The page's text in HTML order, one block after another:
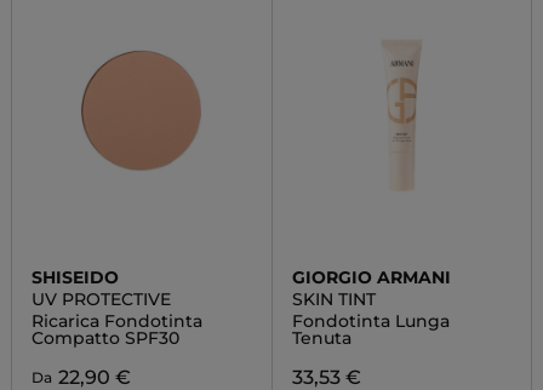
SHISEIDO
UV PROTECTIVE
Ricarica Fondotinta
Compatto SPF30
Da 22,90 €
GIORGIO ARMANI
SKIN TINT
Fondotinta Lunga
Tenuta
33,53 €